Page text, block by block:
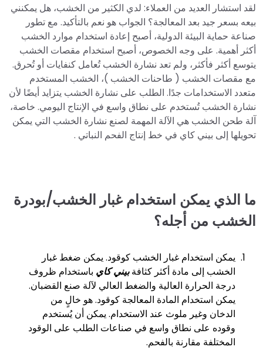
لقد استشار العديد من العملاء: لدي الكثير من الخشب، هل يمكنني
بيعه بسعر جيد بعد المعالجة؟ الجواب هو نعم بالتأكيد. مع تطور
صناعة حماية البيئة الدولية، أصبح إعادة استخدام موارد الخشب
أكثر أهمية. على وجه الخصوص، أصبح استخدام مقصات الخشب
يتوسع أكثر فأكثر، ولم تعد نشارة الخشب تُعامل كنفايات أو تُحرق.
مع مقصات الخشب ( طاحنات الخشب )، الخشب المستخدم
متعدد الاستخدامات جدًا. الطلب على نشارة الخشب يتزايد أيضًا لأن
نشارة الخشب تُستخدم على نطاق واسع في الإنتاج اليومي. خاصة،
آلة طحن الخشب هي الآلة المهمة لصنع نشارة الخشب التي يمكن
تحويلها إلى بيني كاي في خط إنتاج الفحم النباتي .
ما الذي يمكن استخدام غبار الخشب/بودرة
الخشب من أجله؟
يمكن استخدام غبار الخشب كوقود. يمكن ضغط غبار
الخشب إلى مادة أكثر كثافةبيني كاي باستخدام ظروف
درجة الحرارة العالية والضغط العالي لآلة صنع القضبان.
يمكن استخدام المادة المعالجة كوقود. هو خالٍ من
الدخان وغير ملوث عند الاستخدام. يمكن أن يُستخدم
وقوده على نطاق واسع في صناعات الطلب على الوقود
المختلفة مقارنة بالفحم.